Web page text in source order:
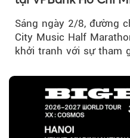
Sáng ngày 2/8, đường
City Music Half
khởi tranh với sự tham